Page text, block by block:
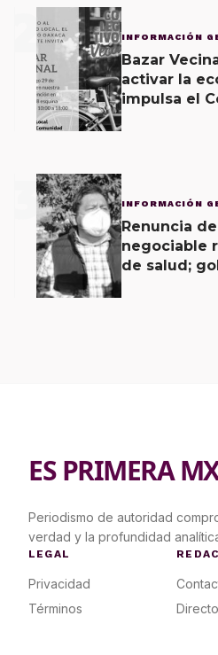
2 INFORMACIÓN
Bazar
activar la
impulsa el
3 INFORMACIÓN
Renuncia
negociable
de salud;
ES PRIMERA
Periodismo de autoridad
verdad y la profundidad
LEGAL
Privacidad
Términos